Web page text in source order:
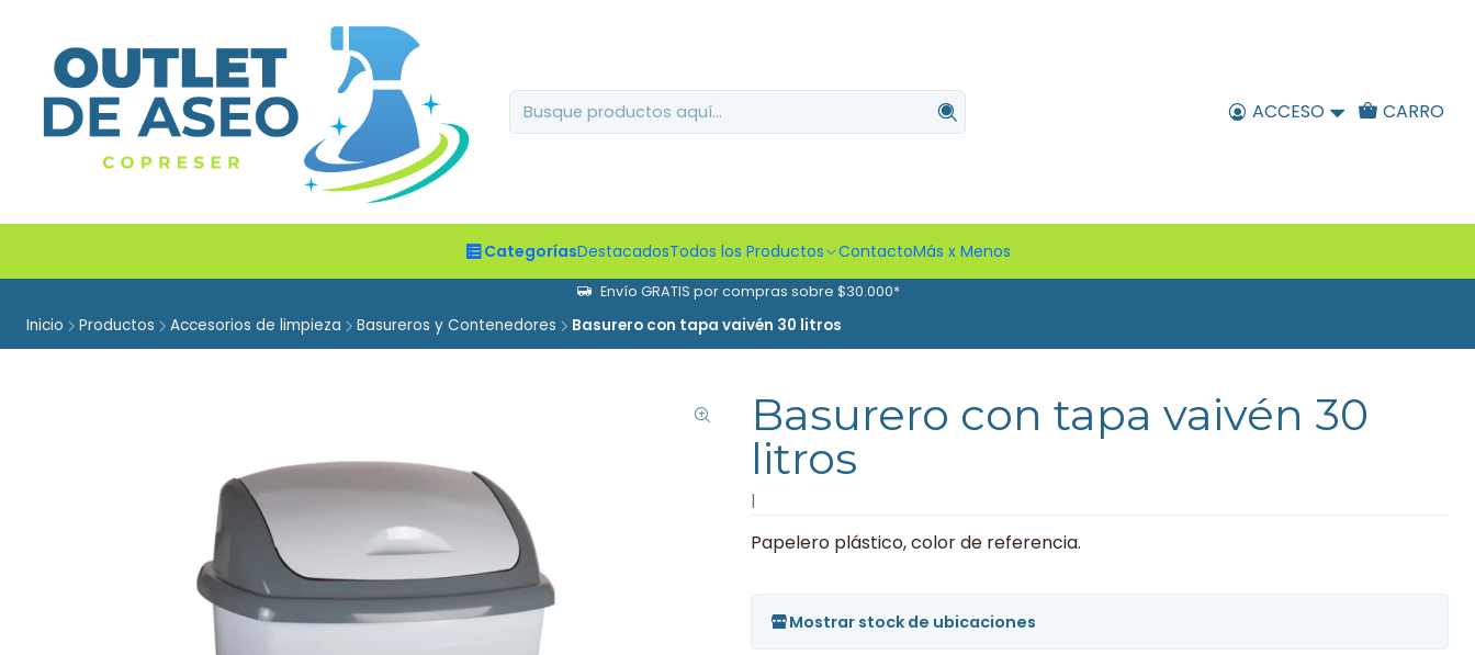
ACCESO CARRO
CategoríasDestacadosTodos los Productos ContactoMás x Menos
Envío GRATIS por compras sobre $30.000*
Inicio Productos Accesorios de limpieza Basureros y Contenedores Basurero con tapa vaivén 30 litros
Basurero con tapa vaivén 30
litros
Papelero plástico, color de referencia.
Mostrar stock de ubicaciones